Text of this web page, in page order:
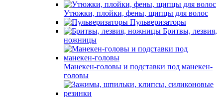
Утюжки, плойки, фены, щипцы для волос
Пульверизаторы
Бритвы, лезвия,
ножницы
Манекен-головы и подставки под манекен-
головы